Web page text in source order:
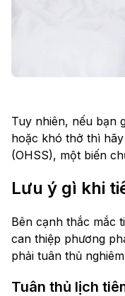
Tuy nhiên, nếu bạn
hoặc khó thở thì
(OHSS), một biến
Lưu ý gì khi
Bên cạnh thắc mắc
can thiệp phương
phải tuân thủ
Tuân thủ lịch